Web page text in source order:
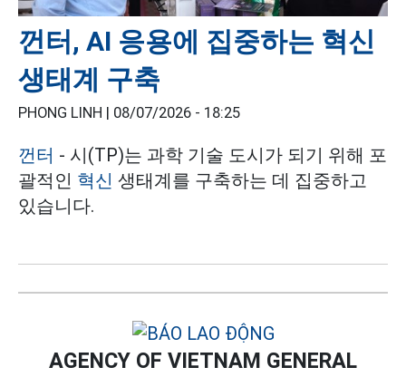
껀터, AI 응용에 집중하는 혁신
생태계 구축
PHONG LINH | 08/07/2026 - 18:25
껀터 - 시(TP)는 과학 기술 도시가 되기 위해 포
괄적인 혁신 생태계를 구축하는 데 집중하고
있습니다.
AGENCY OF VIETNAM GENERAL